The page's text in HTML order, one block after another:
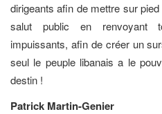
dirigeants afin de mettre sur
salut public en renvoyant
impuissants, afin de créer un
seul le peuple libanais a le
destin !
Patrick Martin-Genier